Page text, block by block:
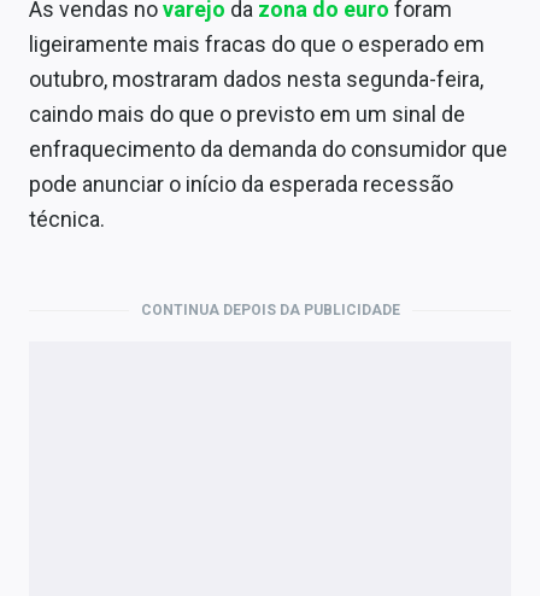
Mercados
Economia
Empresas
Brasil
As vendas novarejo da zona do euro foram
ligeiramente mais fracas do que o esperado em
outubro, mostraram dados nesta segunda-feira,
caindo mais do que o previsto em um sinal de
enfraquecimento da demanda do consumidor que
pode anunciar o início da esperada recessão
técnica.
CONTINUA DEPOIS DA PUBLICIDADE